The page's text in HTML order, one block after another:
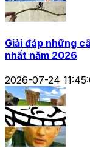
Giải đáp những
nhất năm 2026
2026-07-24